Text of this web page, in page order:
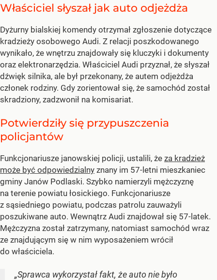
Właściciel słyszał jak auto odjeżdża
Dyżurny bialskiej komendy otrzymał zgłoszenie dotyczące
kradzieży osobowego Audi. Z relacji poszkodowanego
wynikało, że wnętrzu znajdowały się kluczyki i dokumenty
oraz elektronarzędzia. Właściciel Audi przyznał, że słyszał
dźwięk silnika, ale był przekonany, że autem odjeżdża
członek rodziny. Gdy zorientował się, że samochód został
skradziony, zadzwonił na komisariat.
Potwierdziły się przypuszczenia
policjantów
Funkcjonariusze janowskiej policji, ustalili, że za kradzież
może być odpowiedzialny znany im 57-letni mieszkaniec
gminy Janów Podlaski. Szybko namierzyli mężczyznę
na terenie powiatu łosickiego. Funkcjonariusze
z sąsiedniego powiatu, podczas patrolu zauważyli
poszukiwane auto. Wewnątrz Audi znajdował się 57-latek.
Mężczyzna został zatrzymany, natomiast samochód wraz
ze znajdującym się w nim wyposażeniem wrócił
do właściciela.
„Sprawca wykorzystał fakt, że auto nie było